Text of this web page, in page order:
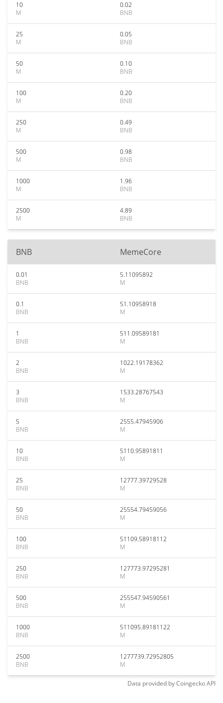
10
M
0.02
BNB
25
M
0.05
BNB
50
M
0.10
BNB
100
M
0.20
BNB
250
M
0.49
BNB
500
M
0.98
BNB
1000
M
1.96
BNB
2500
M
4.89
BNB
BNB MemeCore
0.01
BNB
5.11095892
M
0.1
BNB
51.10958918
M
1
BNB
511.09589181
M
2
BNB
1022.19178362
M
3
BNB
1533.28767543
M
5
BNB
2555.47945906
M
10
BNB
5110.95891811
M
25
BNB
12777.39729528
M
50
BNB
25554.79459056
M
100
BNB
51109.58918112
M
250
BNB
127773.97295281
M
500
BNB
255547.94590561
M
1000
BNB
511095.89181122
M
2500
BNB
1277739.72952805
M
Data provided byCoingeckoAPI